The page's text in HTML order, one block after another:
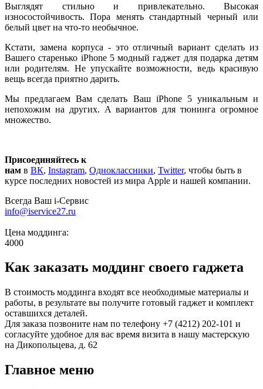
Выглядят стильно и привлекательно. Высокая
износостойчивость. Пора менять стандартный черный или
белый цвет на что-то необычное.
Кстати, замена корпуса - это отличный вариант сделать из
Вашего старенько iPhone 5 модный гаджет для подарка детям
или родителям. Не упускайте возможности, ведь красивую
вещь всегда приятно дарить.
Мы предлагаем Вам сделать Ваш iPhone 5 уникальным и
непохожим на других. А вариантов для тюнинга огромное
множество.
Присоединяйтесь к
нам в ВК, Instagram, Одноклассники, Twitter, чтобы быть в
курсе последних новостей из мира Apple и нашей компании.
Всегда Ваш i-Сервис
info@iservice27.ru
Цена моддинга:
4000
Как заказать моддинг своего гаджета
В стоимость моддинга входят все необходимые материалы и
работы, в результате вы получите готовый гаджет и комплект
оставшихся деталей.
Для заказа позвоните нам по телефону +7 (4212) 202-101 и
согласуйте удобное для вас время визита в нашу мастерскую
на Дикопольцева, д. 62
Главное меню